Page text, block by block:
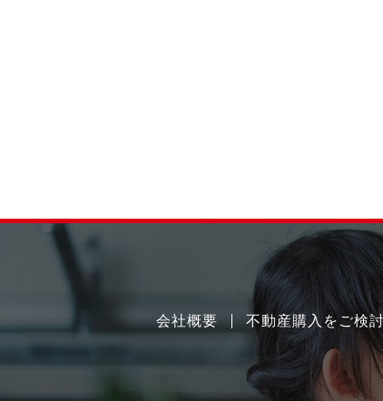
会社概要 不動産購入をご検
売
購
店